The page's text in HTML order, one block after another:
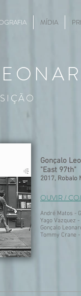
Gonçalo
"East 97th"
2017, Robalo
OUVIR /
André Matos -
Yago Vazquez
Gonçalo
Tommy Crane
MÍDIA